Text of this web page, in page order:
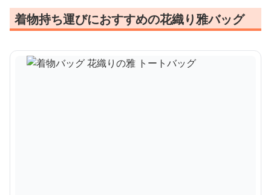
着物持ち運びにおすすめの花織り雅バッグ